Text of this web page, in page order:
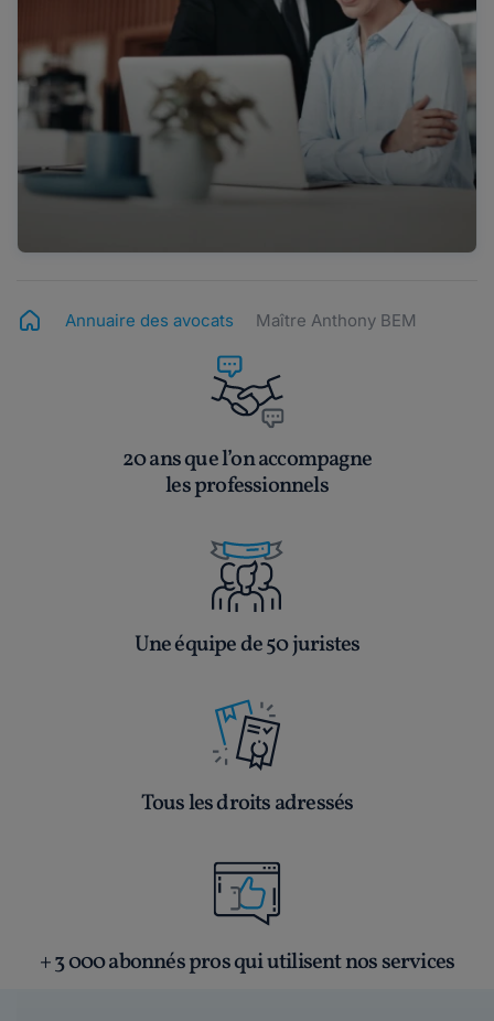
Annuaire des avocats Maître Anthony BEM
20 ans que l’on accompagne
les professionnels
Une équipe de 50 juristes
Tous les droits adressés
+ 3 000 abonnés pros qui utilisent nos services